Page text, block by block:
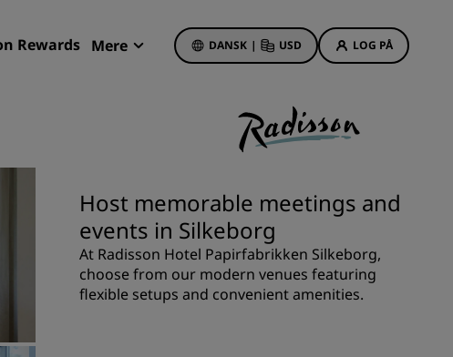
Rewards Mere DANSK | USD LOG PÅ
Hoteltilbud
Få bonuspoint som nyt medlem
Deals of the Day
Book på forhånd
Se vores pakker
Host memorable meetings and
events in Silkeborg
At Radisson Hotel Papirfabrikken Silkeborg,
choose from our modern venues featuring
flexible setups and convenient amenities.